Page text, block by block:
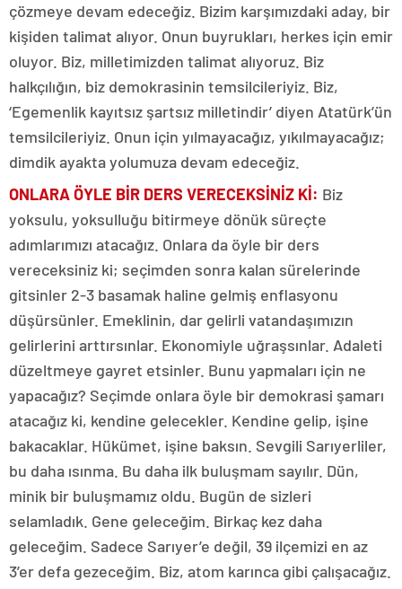
çözmeye devam edeceğiz. Bizim karşımızdaki aday, bir
kişiden talimat alıyor. Onun buyrukları, herkes için emir
oluyor. Biz, milletimizden talimat alıyoruz. Biz
halkçılığın, biz demokrasinin temsilcileriyiz. Biz,
‘Egemenlik kayıtsız şartsız milletindir’ diyen Atatürk’ün
temsilcileriyiz. Onun için yılmayacağız, yıkılmayacağız;
dimdik ayakta yolumuza devam edeceğiz.
ONLARA ÖYLE BİR DERS VERECEKSİNİZ Kİ: Biz
yoksulu, yoksulluğu bitirmeye dönük süreçte
adımlarımızı atacağız. Onlara da öyle bir ders
vereceksiniz ki; seçimden sonra kalan sürelerinde
gitsinler 2-3 basamak haline gelmiş enflasyonu
düşürsünler. Emeklinin, dar gelirli vatandaşımızın
gelirlerini arttırsınlar. Ekonomiyle uğraşsınlar. Adaleti
düzeltmeye gayret etsinler. Bunu yapmaları için ne
yapacağız? Seçimde onlara öyle bir demokrasi şamarı
atacağız ki, kendine gelecekler. Kendine gelip, işine
bakacaklar. Hükümet, işine baksın. Sevgili Sarıyerliler,
bu daha ısınma. Bu daha ilk buluşmam sayılır. Dün,
minik bir buluşmamız oldu. Bugün de sizleri
selamladık. Gene geleceğim. Birkaç kez daha
geleceğim. Sadece Sarıyer’e değil, 39 ilçemizi en az
3’er defa gezeceğim. Biz, atom karınca gibi çalışacağız.